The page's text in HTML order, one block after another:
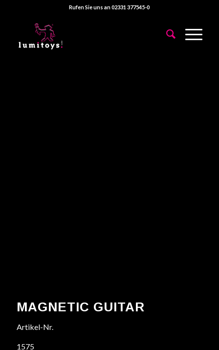
Rufen Sie uns an 02331 377545-0
MAGNETIC GUITAR
Artikel-Nr.
1575